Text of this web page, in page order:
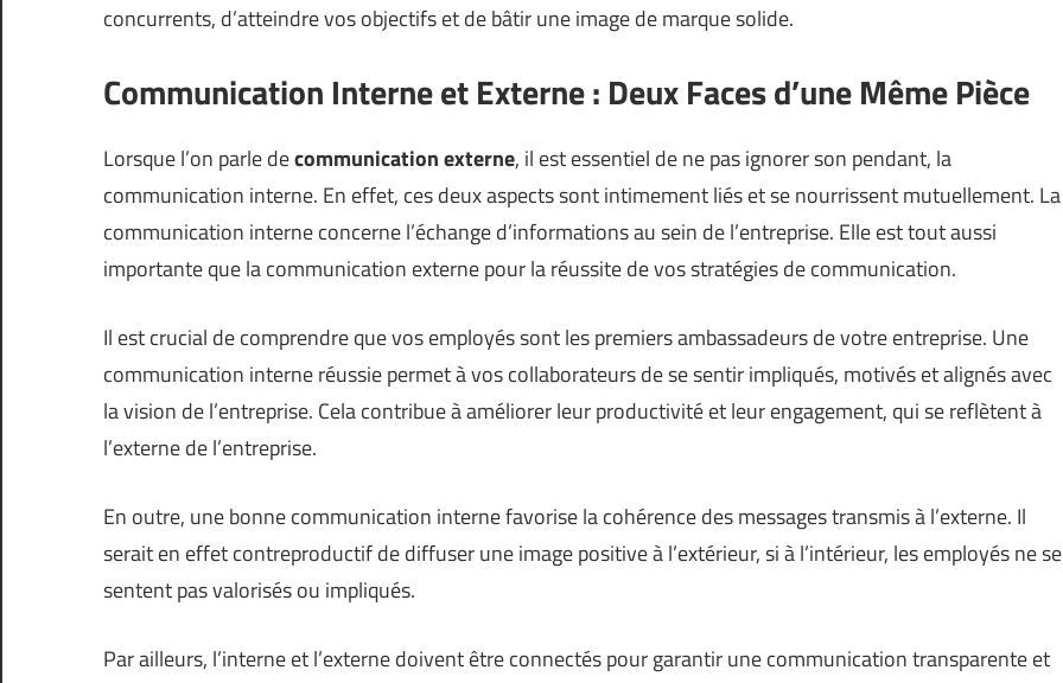
concurrents, d’atteindre vos objectifs et de bâtir une image de marque solide.
Communication Interne et Externe : Deux Faces d’une Même Pièce
Lorsque l’on parle decommunication externe, il est essentiel de ne pas ignorer son pendant, la
communication interne. En effet, ces deux aspects sont intimement liés et se nourrissent mutuellement. La
communication interne concerne l’échange d’informations au sein de l’entreprise. Elle est tout aussi
importante que la communication externe pour la réussite de vos stratégies de communication.
Il est crucial de comprendre que vos employés sont les premiers ambassadeurs de votre entreprise. Une
communication interne réussie permet à vos collaborateurs de se sentir impliqués, motivés et alignés avec
la vision de l’entreprise. Cela contribue à améliorer leur productivité et leur engagement, qui se reflètent à
l’externe de l’entreprise.
En outre, une bonne communication interne favorise la cohérence des messages transmis à l’externe. Il
serait en effet contreproductif de diffuser une image positive à l’extérieur, si à l’intérieur, les employés ne se
sentent pas valorisés ou impliqués.
Par ailleurs, l’interne et l’externe doivent être connectés pour garantir une communication transparente et